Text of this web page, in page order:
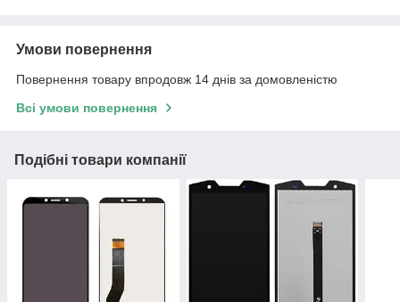
Умови повернення
Повернення товару впродовж 14 днів за домовленістю
Всі умови повернення
Подібні товари компанії